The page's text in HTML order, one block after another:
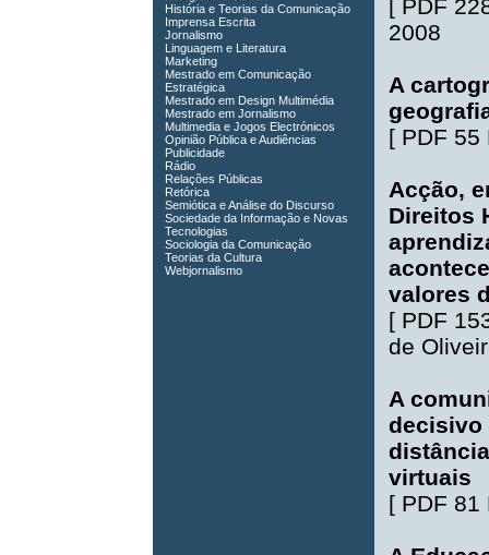
História e Teorias da Comunicação
Imprensa Escrita
Jornalismo
Linguagem e Literatura
Marketing
Mestrado em Comunicação
Estratégica
Mestrado em Design Multimédia
Mestrado em Jornalismo
Multimedia e Jogos Electrónicos
Opinião Pública e Audiências
Publicidade
Rádio
Relações Públicas
Retórica
Semiótica e Análise do Discurso
Sociedade da Informação e Novas
Tecnologias
Sociologia da Comunicação
Teorias da Cultura
Webjornalismo
[ PDF
2008
A
[ PDF 55
Acção,
Direitos
valores
[ PDF
de
A
decisivo
virtuais
[ PDF 81